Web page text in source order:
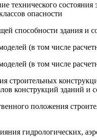
технического
опасности
способности здания и
(в том числе
(в том числе
строительных
конструкций зданий
положения
гидрологических,